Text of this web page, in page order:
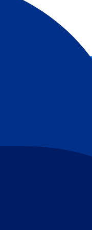
Erfahren Sie als Erstes,